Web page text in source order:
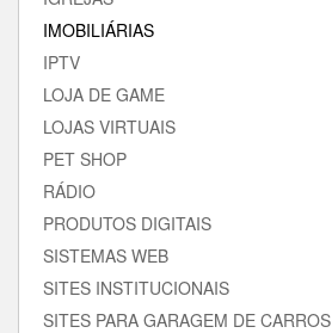
IMOBILIÁRIAS
IPTV
LOJA DE GAME
LOJAS VIRTUAIS
PET SHOP
RÁDIO
PRODUTOS DIGITAIS
SISTEMAS WEB
SITES INSTITUCIONAIS
SITES PARA GARAGEM DE CARROS